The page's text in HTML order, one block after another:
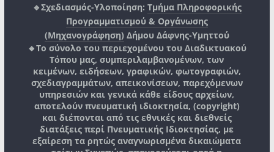
🔹Σχεδιασμός-Υλοποίηση: Τμήμα Πληροφορικής
Προγραμματισμού & Οργάνωσης
(Μηχανογράφηση) Δήμου Δάφνης-Υμηττού
🔸Το σύνολο του περιεχομένου του Διαδικτυακού
Τόπου μας, συμπεριλαμβανομένων, των
κειμένων, ειδήσεων, γραφικών, φωτογραφιών,
σχεδιαγραμμάτων, απεικονίσεων, παρεχόμενων
υπηρεσιών και γενικά κάθε είδους αρχείων,
αποτελούν πνευματική ιδιοκτησία, (copyright)
και διέπονται από τις εθνικές και διεθνείς
διατάξεις περί Πνευματικής Ιδιοκτησίας, με
εξαίρεση τα ρητώς αναγνωρισμένα δικαιώματα